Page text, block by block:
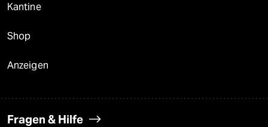
Kantine
Shop
Anzeigen
Fragen & Hilfe